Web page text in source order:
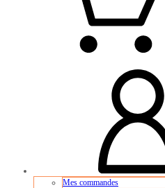
Mes commandes